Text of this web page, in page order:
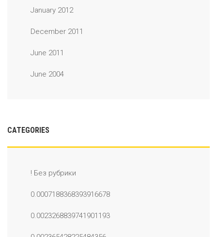
January 2012
December 2011
June 2011
June 2004
CATEGORIES
! Без рубрики
0.0007188368393916678
0.0023268839741901193